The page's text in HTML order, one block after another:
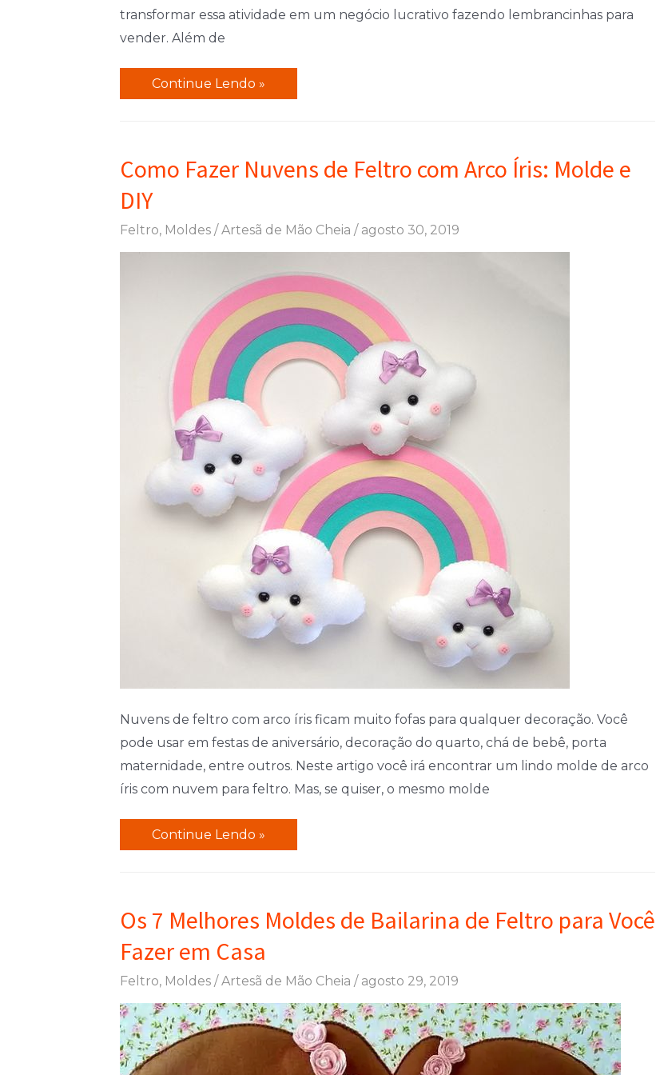
transformar essa atividade em um negócio lucrativo fazendo lembrancinhas para
vender. Além de
Molde
Papel
para
Lembrancinhas:
Continue Lendo »
Como Fazer Nuvens de Feltro com Arco Íris: Molde e
DIY
Feltro, Moldes/ Artesã de Mão Cheia / agosto 30, 2019
Nuvens de feltro com arco íris ficam muito fofas para qualquer decoração. Você
pode usar em festas de aniversário, decoração do quarto, chá de bebê, porta
maternidade, entre outros. Neste artigo você irá encontrar um lindo molde de arco
íris com nuvem para feltro. Mas, se quiser, o mesmo molde
Como
Feltro
com
Arco
Molde
e
DIY
Continue Lendo »
Os 7 Melhores Moldes de Bailarina de Feltro para Você
Fazer em Casa
Feltro, Moldes/ Artesã de Mão Cheia / agosto 29, 2019